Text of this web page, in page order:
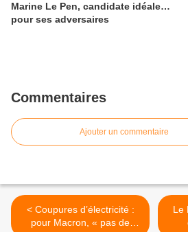
Marine Le Pen, candidate idéale…
pour ses adversaires
Commentaires
Ajouter un commentaire
< Coupures d’électricité :
pour Macron, « pas de
Le